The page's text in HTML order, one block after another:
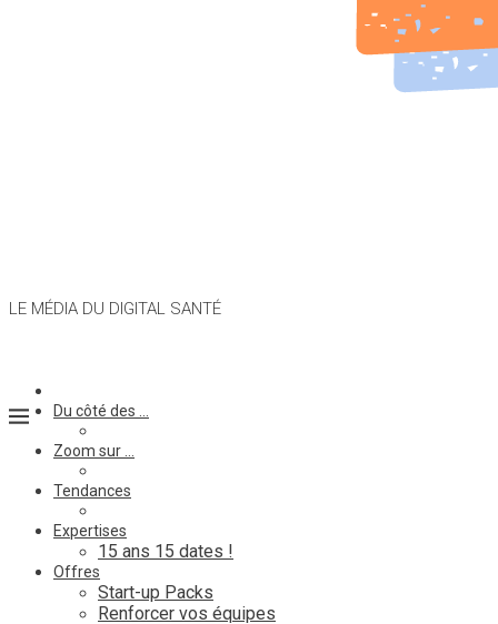
LE MÉDIA DU DIGITAL SANTÉ
Du côté des …
Zoom sur …
Tendances
Expertises
15 ans 15 dates !
Offres
Start-up Packs
Renforcer vos équipes